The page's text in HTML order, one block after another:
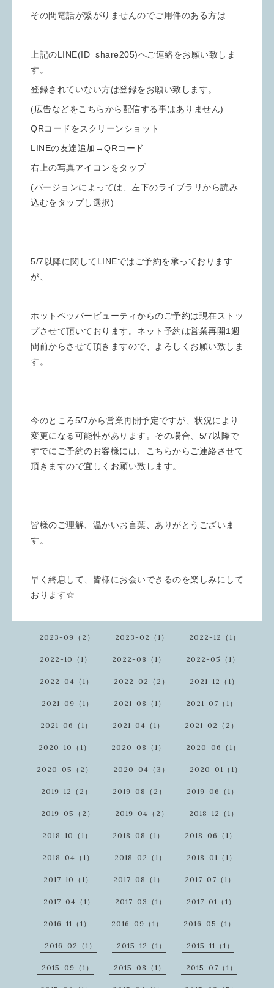
その間電話が繋がりませんのでご用件のある方は
上記のLINE(ID share205)へご連絡をお願い致しま
す。
登録されていない方は登録をお願い致します。
(広告などをこちらから配信する事はありません)
QRコードをスクリーンショット
LINEの友達追加→QRコード
右上の写真アイコンをタップ
(バージョンによっては、左下のライブラリから読み
込むをタップし選択)
5/7以降に関してLINEではご予約を承っております
が、
ホットペッパービューティからのご予約は現在ストッ
プさせて頂いております。ネット予約は営業再開1週
間前からさせて頂きますので、よろしくお願い致しま
す。
今のところ5/7から営業再開予定ですが、状況により
変更になる可能性があります。その場合、5/7以降で
すでにご予約のお客様には、こちらからご連絡させて
頂きますので宜しくお願い致します。
皆様のご理解、温かいお言葉、ありがとうございま
す。
早く終息して、皆様にお会いできるのを楽しみにして
おります☆
2023-09（2） 2023-02（1） 2022-12（1）
2022-10（1） 2022-08（1） 2022-05（1）
2022-04（1） 2022-02（2） 2021-12（1）
2021-09（1） 2021-08（1） 2021-07（1）
2021-06（1） 2021-04（1） 2021-02（2）
2020-10（1） 2020-08（1） 2020-06（1）
2020-05（2） 2020-04（3） 2020-01（1）
2019-12（2） 2019-08（2） 2019-06（1）
2019-05（2） 2019-04（2） 2018-12（1）
2018-10（1） 2018-08（1） 2018-06（1）
2018-04（1） 2018-02（1） 2018-01（1）
2017-10（1） 2017-08（1） 2017-07（1）
2017-04（1） 2017-03（1） 2017-01（1）
2016-11（1） 2016-09（1） 2016-05（1）
2016-02（1） 2015-12（1） 2015-11（1）
2015-09（1） 2015-08（1） 2015-07（1）